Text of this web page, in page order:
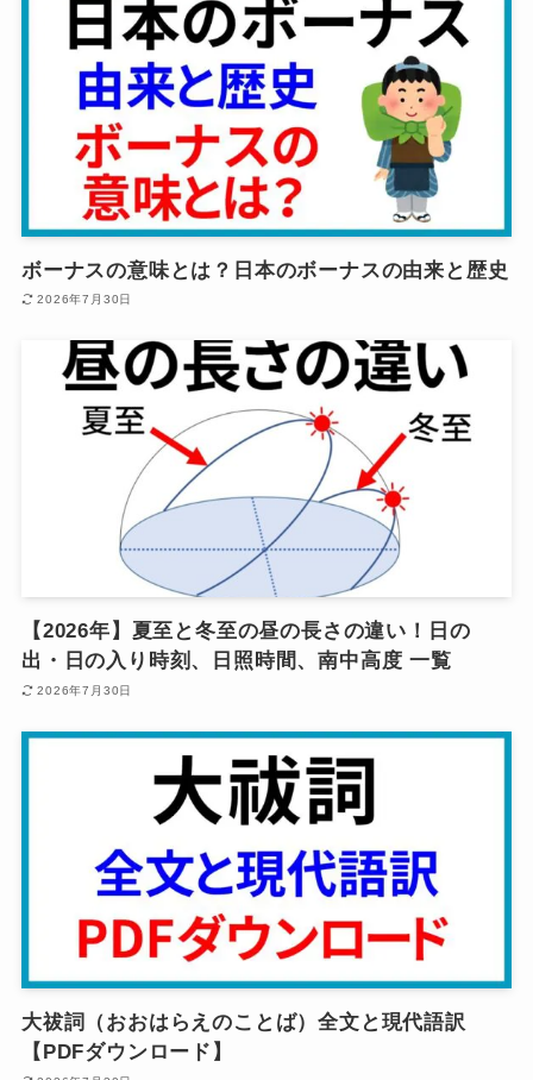
ボーナスの意味とは？日本のボーナスの由来と歴史
2026年7月30日
【2026年】夏至と冬至の昼の長さの違い！日の
出・日の入り時刻、日照時間、南中高度 一覧
2026年7月30日
大祓詞（おおはらえのことば）全文と現代語訳
【PDFダウンロード】